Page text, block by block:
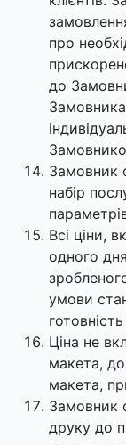
про
до
Замовник
набір
Всі ціни,
одного
умови
Ціна не
макета,
макета,
Замовник
друку до